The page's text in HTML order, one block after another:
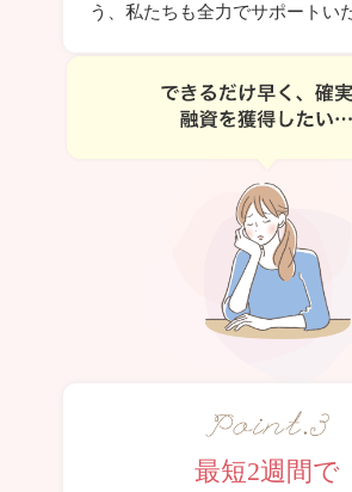
う、私たちも全力でサポートい
最短2週間で